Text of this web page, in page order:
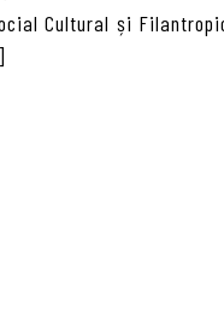
Cultural și